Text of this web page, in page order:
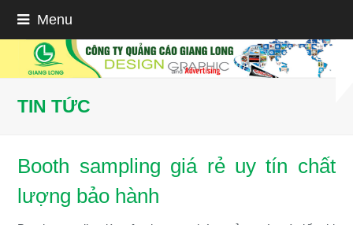
Menu
TIN TỨC
Booth sampling giá rẻ uy tín chất
lượng bảo hành